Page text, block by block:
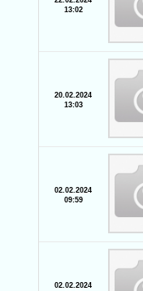
13:02
20.02.2024
13:03
02.02.2024
09:59
02.02.2024